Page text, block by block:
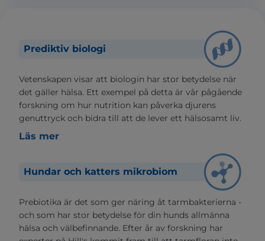
Prediktiv biologi
Vetenskapen visar att biologin har stor betydelse när
det gäller hälsa. Ett exempel på detta är vår pågående
forskning om hur nutrition kan påverka djurens
genuttryck och bidra till att de lever ett hälsosamt liv.
Läs mer
Hundar och katters mikrobiom
Prebiotika är det som ger näring åt tarmbakterierna -
och som har stor betydelse för din hunds allmänna
hälsa och välbefinnande. Efter år av forskning har